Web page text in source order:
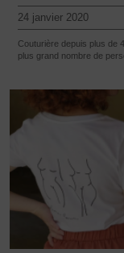
24 janvier 2020
Couturière depuis plus de
plus grand nombre de